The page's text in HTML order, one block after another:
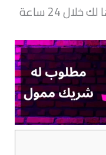
24 ساعة